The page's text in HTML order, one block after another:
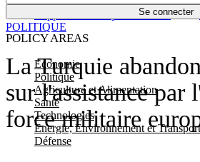
Se connecter
POLICY AREAS
Economie
Politique
Agriculture et Alimentation
Santé
Technologies
Energie, Environnement et Transport
Défense
Économie
La Turquie
sur l'assistance par
force militaire
POLITIQUE